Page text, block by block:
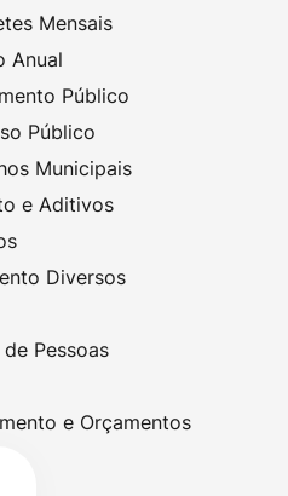
Mensais
Anual
Público
Público
Municipais
e Aditivos
Diversos
Pessoas
e Orçamentos